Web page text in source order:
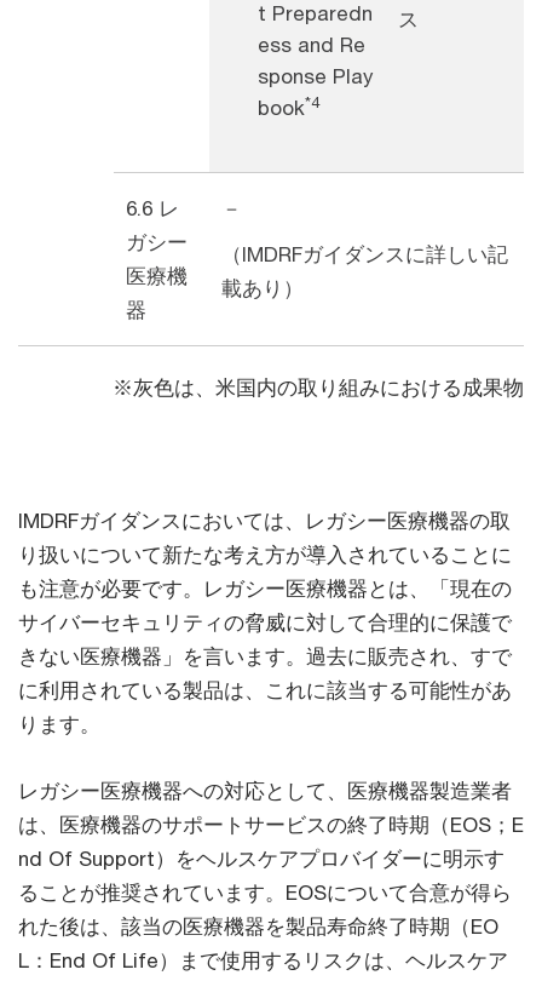
t Preparedn
ess and Re
sponse Play
book*4
ス
6.6 レ
ガシー
医療機
器
－
（IMDRFガイダンスに詳しい記
載あり）
※灰色は、米国内の取り組みにおける成果物
IMDRFガイダンスにおいては、レガシー医療機器の取
り扱いについて新たな考え方が導入されていることに
も注意が必要です。レガシー医療機器とは、「現在の
サイバーセキュリティの脅威に対して合理的に保護で
きない医療機器」を言います。過去に販売され、すで
に利用されている製品は、これに該当する可能性があ
ります。
レガシー医療機器への対応として、医療機器製造業者
は、医療機器のサポートサービスの終了時期（EOS；E
nd Of Support）をヘルスケアプロバイダーに明示す
ることが推奨されています。EOSについて合意が得ら
れた後は、該当の医療機器を製品寿命終了時期（EO
L：End Of Life）まで使用するリスクは、ヘルスケア